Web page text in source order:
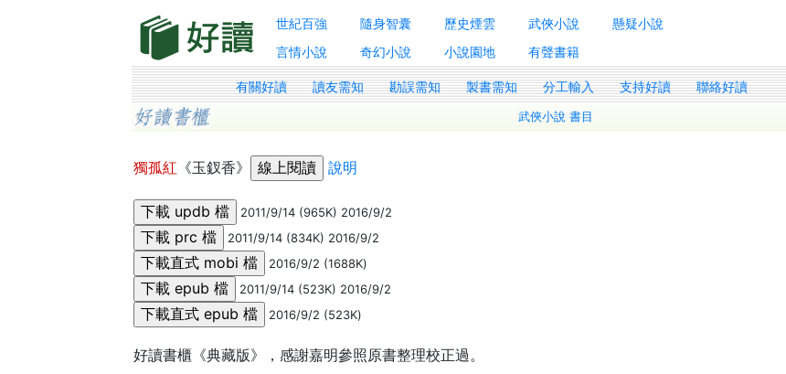
世紀百強 隨身智囊 歷史煙雲 武俠小說
懸疑小說
言情小說
奇幻小說 小說園地 有聲書籍
有關好讀 讀友需知 勘誤需知 製書需知 分工輸入 支持好讀 聯絡好讀
武俠小說 書目
獨孤紅 《玉釵香》 說明
2011/9/14 (965K) 2016/9/2
2011/9/14 (834K) 2016/9/2
2016/9/2 (1688K)
2011/9/14 (523K) 2016/9/2
2016/9/2 (523K)
好讀書櫃《典藏版》，感謝嘉明參照原書整理校正過。